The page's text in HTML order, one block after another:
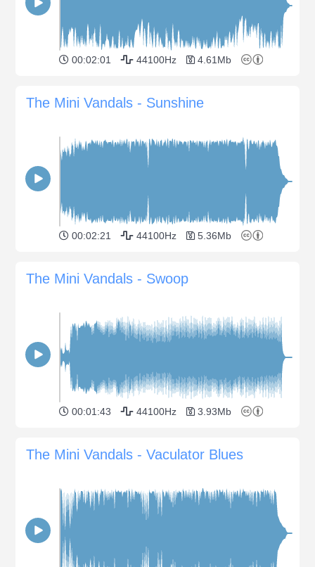
00:02:01 44100Hz 4.61Mb
The Mini Vandals - Sunshine
00:02:21 44100Hz 5.36Mb
The Mini Vandals - Swoop
00:01:43 44100Hz 3.93Mb
The Mini Vandals - Vaculator Blues